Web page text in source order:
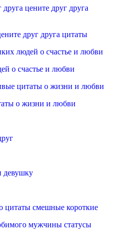
друг друга цитаты
о счастье и любви
о жизни и любви
девушку
цитаты смешные короткие